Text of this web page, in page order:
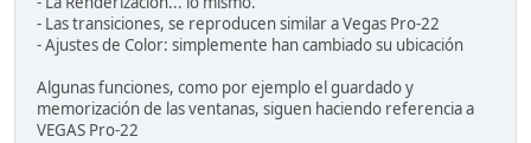
- Las transiciones, se reproducen similar a Vegas Pro-22
- Ajustes de Color: simplemente han cambiado su ubicación
Algunas funciones, como por ejemplo el guardado y
memorización de las ventanas, siguen haciendo referencia a
VEGAS Pro-22